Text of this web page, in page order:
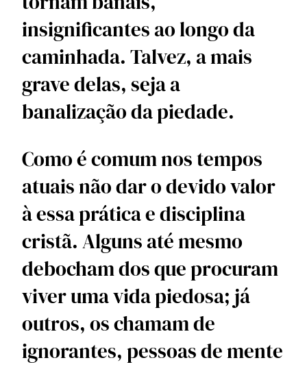
insignificantes ao longo da
caminhada. Talvez, a mais
grave delas, seja a
banalização da piedade.
Como é comum nos tempos
atuais não dar o devido valor
à essa prática e disciplina
cristã. Alguns até mesmo
debocham dos que procuram
viver uma vida piedosa; já
outros, os chamam de
ignorantes, pessoas de mente